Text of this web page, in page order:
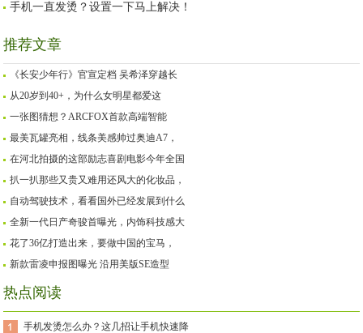
手机一直发烫？设置一下马上解决！
推荐文章
《长安少年行》官宣定档 吴希泽穿越长
从20岁到40+，为什么女明星都爱这
一张图猜想？ARCFOX首款高端智能
最美瓦罐亮相，线条美感帅过奥迪A7，
在河北拍摄的这部励志喜剧电影今年全国
扒一扒那些又贵又难用还风大的化妆品，
自动驾驶技术，看看国外已经发展到什么
全新一代日产奇骏首曝光，内饰科技感大
花了36亿打造出来，要做中国的宝马，
新款雷凌申报图曝光 沿用美版SE造型
热点阅读
手机发烫怎么办？这几招让手机快速降